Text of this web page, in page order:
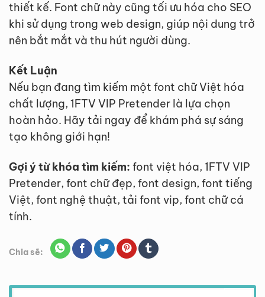
thiết kế. Font chữ này cũng tối ưu hóa cho SEO
khi sử dụng trong web design, giúp nội dung trở
nên bắt mắt và thu hút người dùng.
Kết Luận
Nếu bạn đang tìm kiếm một font chữ Việt hóa
chất lượng, 1FTV VIP Pretender là lựa chọn
hoàn hảo. Hãy tải ngay để khám phá sự sáng
tạo không giới hạn!
Gợi ý từ khóa tìm kiếm: font việt hóa, 1FTV VIP
Pretender, font chữ đẹp, font design, font tiếng
Việt, font nghệ thuật, tải font vip, font chữ cá
tính.
Chia sẽ:
Tìm